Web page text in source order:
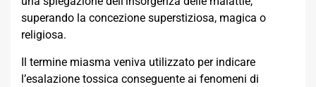
superando la concezione superstiziosa, magica o
religiosa.
Il termine miasma veniva utilizzato per indicare
l’esalazione tossica conseguente ai fenomeni di